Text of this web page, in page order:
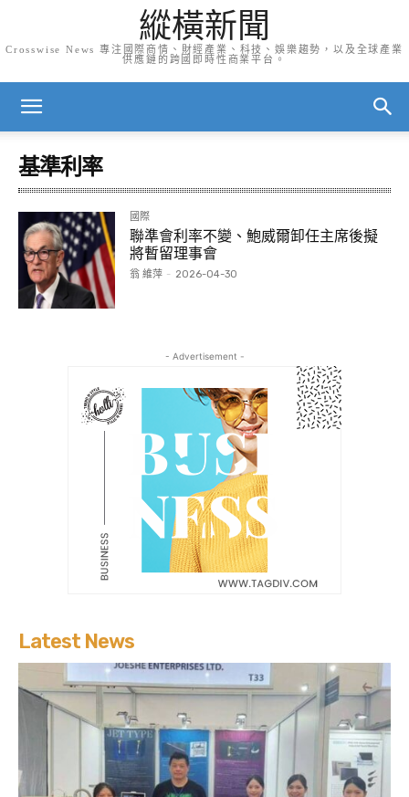
縱橫新聞
Crosswise News 專注國際商情、財經產業、科技、娛樂趨勢，以及全球產業
供應鏈的跨國即時性商業平台。
基準利率
國際
聯準會利率不變、鮑威爾卸任主席後擬
將暫留理事會
翁 維萍 - 2026-04-30
- Advertisement -
Latest News